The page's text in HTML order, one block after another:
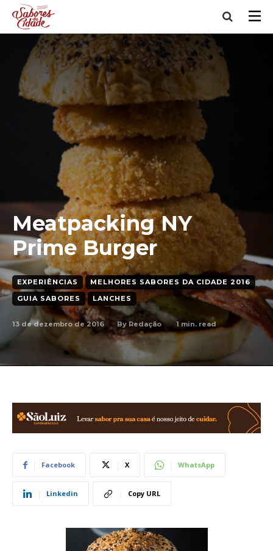
Meatpacking NY
Prime Burger
EXPERIÊNCIAS
MELHORES SABORES DA CIDADE 2016
GUIA SABORES
LANCHES
13 de dezembro de 2016 By Redação 1 min. read
Facebook X WhatsApp
Linkedin Copy URL